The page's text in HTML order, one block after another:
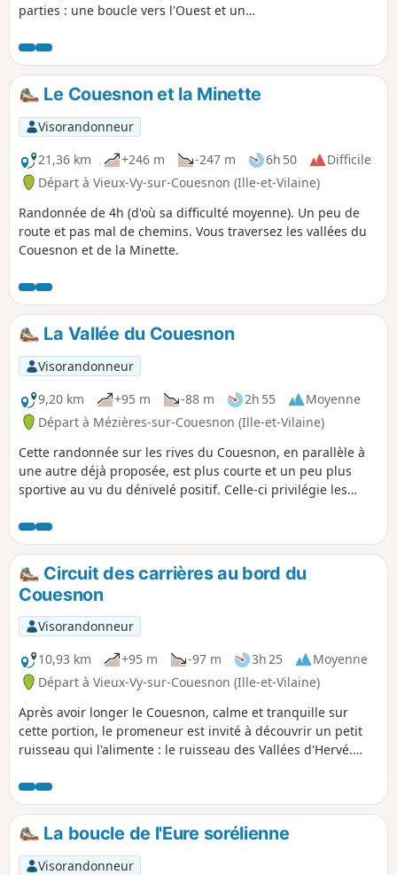
parties : une boucle vers l'Ouest et une
l'objet d'un possible raccourci. Le
Couesnon a un parcours très sinueux
car il traverse le massif granitique. Son
eau dépourvue de calcaire fut
longtemps utilisée dans les moulins à
papier, au XVIIème siècle. Cette
fabrication ayant, aujourd'hui, disparue,
le Couesnon fait maintenant la joie des
salmonidés et des kayakistes.
Le Couesnon et la Minette
Visorandonneur
21,36 km
+246 m -247 m 6h 50
Difficile
Départ à Vieux-Vy-sur-Couesnon (Ille-et-Vilaine)
Randonnée de 4h (d'où sa difficulté moyenne). Un peu de
route et pas mal de chemins. Vous traversez les vallées du
Couesnon et de la Minette.
La Vallée du Couesnon
Visorandonneur
9,20 km
+95 m -88 m 2h 55
Moyenne
Départ à Mézières-sur-Couesnon (Ille-et-Vilaine)
Cette randonnée sur les rives du Couesnon, en parallèle à
une autre déjà proposée, est plus courte et un peu plus
sportive au vu du dénivelé positif. Celle-ci privilégie les
a comme particularité d'être 100% sentier donc sans bitume
à l’exception d'une traversée de route.
Circuit des carrières au bord du
Couesnon
Visorandonneur
10,93 km
+95 m -97 m 3h 25
Moyenne
Départ à Vieux-Vy-sur-Couesnon (Ille-et-Vilaine)
Après avoir longer le Couesnon, calme et tranquille sur
cette portion, le promeneur est invité à découvrir un petit
ruisseau qui l'alimente : le ruisseau des Vallées d'Hervé.
marcheur appréciera le calme ombragé des sous-bois et
chemins creux.
La boucle de l'Eure sorélienne
Visorandonneur